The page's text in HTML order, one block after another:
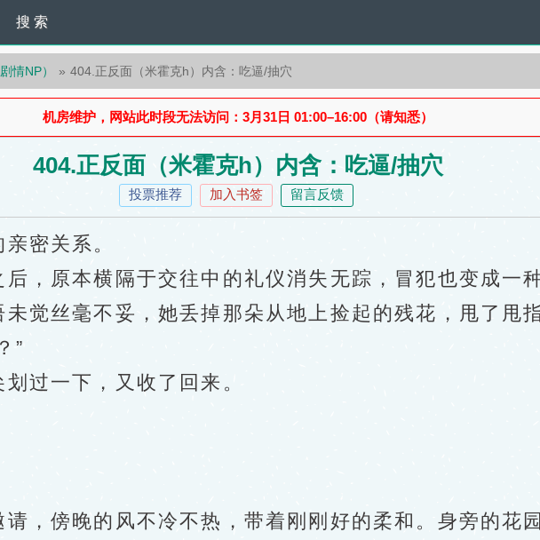
搜 索
情NP） 404.正反面（米霍克h）内含：吃逼/抽穴
机房维护，网站此时段无法访问：3月31日 01:00–16:00（请知悉）
404.正反面（米霍克h）内含：吃逼/抽穴
投票推荐 加入书签 留言反馈
密关系。
原本横隔于交往中的礼仪消失无踪，冒犯也变成一种
丝毫不妥，她丢掉那朵从地上捡起的残花，甩了甩指
”
一下，又收了回来。
傍晚的风不冷不热，带着刚刚好的柔和。身旁的花